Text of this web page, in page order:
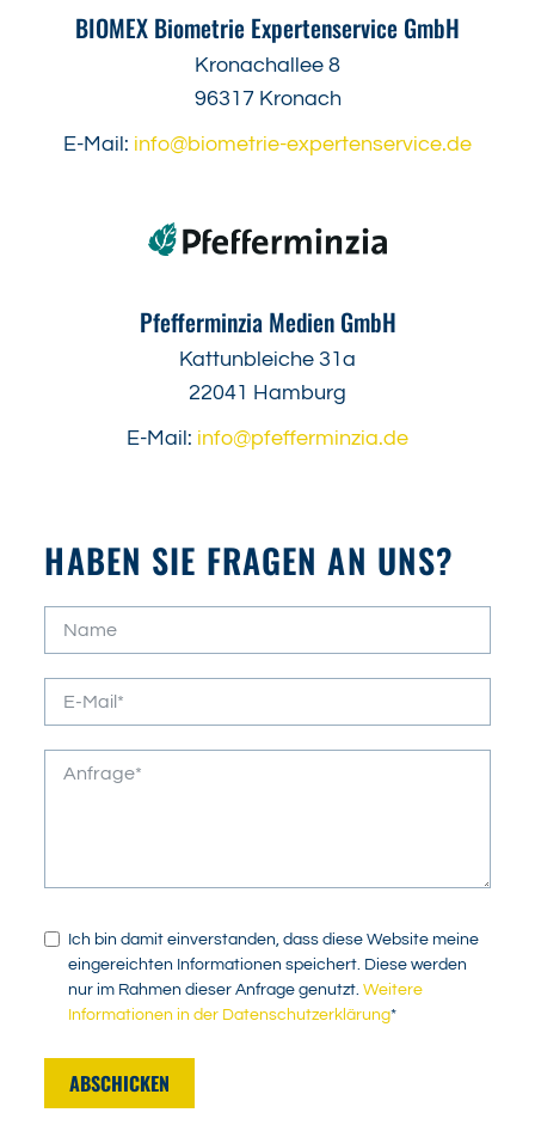
BIOMEX Biometrie Expertenservice GmbH
Kronachallee 8
96317 Kronach
E-Mail: info@biometrie-expertenservice.de
Pfefferminzia Medien GmbH
Kattunbleiche 31a
22041 Hamburg
E-Mail: info@pfefferminzia.de
HABEN SIE FRAGEN AN UNS?
Ich bin damit einverstanden, dass diese Website meine
eingereichten Informationen speichert. Diese werden
nur im Rahmen dieser Anfrage genutzt.Weitere
Informationen in der Datenschutzerklärung*
ABSCHICKEN